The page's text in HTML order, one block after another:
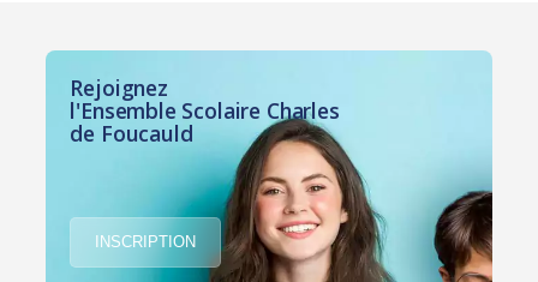
Rejoignez
l'Ensemble Scolaire Charles
de Foucauld
INSCRIPTION